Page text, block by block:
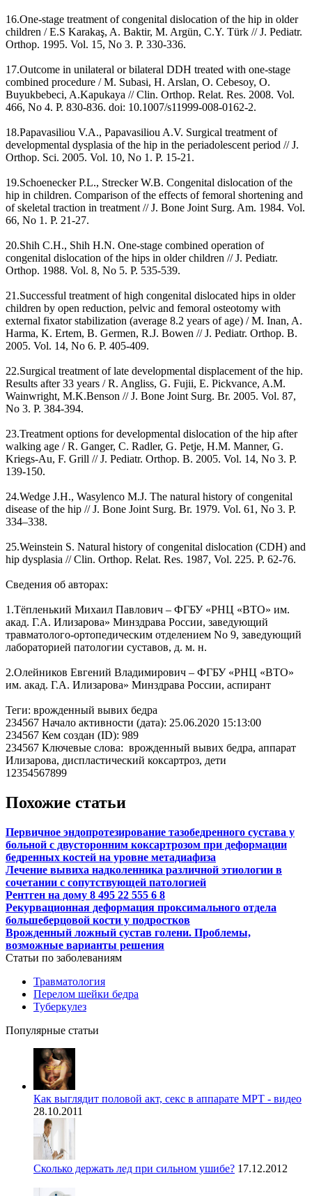
16.One-stage treatment of congenital dislocation of the hip in older
children / E.S Karakaş, A. Baktir, M. Argün, C.Y. Türk // J. Pediatr.
Orthop. 1995. Vol. 15, No 3. P. 330-336.
17.Outcome in unilateral or bilateral DDH treated with one-stage
combined procedure / M. Subasi, H. Arslan, O. Cebesoy, O.
Buyukbebeci, A.Kapukaya // Clin. Orthop. Relat. Res. 2008. Vol.
466, No 4. P. 830-836. doi: 10.1007/s11999-008-0162-2.
18.Papavasiliou V.A., Papavasiliou A.V. Surgical treatment of
developmental dysplasia of the hip in the periadolescent period // J.
Orthop. Sci. 2005. Vol. 10, No 1. P. 15-21.
19.Schoenecker P.L., Strecker W.B. Congenital dislocation of the
hip in children. Comparison of the effects of femoral shortening and
of skeletal traction in treatment // J. Bone Joint Surg. Am. 1984. Vol.
66, No 1. P. 21-27.
20.Shih C.H., Shih H.N. One-stage combined operation of
congenital dislocation of the hips in older children // J. Pediatr.
Orthop. 1988. Vol. 8, No 5. P. 535-539.
21.Successful treatment of high congenital dislocated hips in older
children by open reduction, pelvic and femoral osteotomy with
external fixator stabilization (average 8.2 years of age) / M. Inan, A.
Harma, K. Ertem, B. Germen, R.J. Bowen // J. Pediatr. Orthop. B.
2005. Vol. 14, No 6. P. 405-409.
22.Surgical treatment of late developmental displacement of the hip.
Results after 33 years / R. Angliss, G. Fujii, E. Pickvance, A.M.
Wainwright, M.K.Benson // J. Bone Joint Surg. Br. 2005. Vol. 87,
No 3. P. 384-394.
23.Treatment options for developmental dislocation of the hip after
walking age / R. Ganger, C. Radler, G. Petje, H.M. Manner, G.
Kriegs-Au, F. Grill // J. Pediatr. Orthop. B. 2005. Vol. 14, No 3. P.
139-150.
24.Wedge J.H., Wasylenco M.J. The natural history of congenital
disease of the hip // J. Bone Joint Surg. Br. 1979. Vol. 61, No 3. P.
334–338.
25.Weinstein S. Natural history of congenital dislocation (CDH) and
hip dysplasia // Clin. Orthop. Relat. Res. 1987, Vol. 225. P. 62-76.
Сведения об авторах:
1.Тёпленький Михаил Павлович – ФГБУ «РНЦ «ВТО» им.
акад. Г.А. Илизарова» Минздрава России, заведующий
травматолого-ортопедическим отделением No 9, заведующий
лабораторией патологии суставов, д. м. н.
2.Олейников Евгений Владимирович – ФГБУ «РНЦ «ВТО»
им. акад. Г.А. Илизарова» Минздрава России, аспирант
Теги: врожденный вывих бедра
234567 Начало активности (дата): 25.06.2020 15:13:00
234567 Кем создан (ID): 989
234567 Ключевые слова: врожденный вывих бедра, аппарат
Илизарова, диспластический коксартроз, дети
12354567899
Похожие статьи
Первичное эндопротезирование тазобедренного сустава у
больной с двусторонним коксартрозом при деформации
бедренных костей на уровне метадиафиза
Лечение вывиха надколенника различной этиологии в
сочетании с сопутствующей патологией
Рентген на дому 8 495 22 555 6 8
Рекурвационная деформация проксимального отдела
большеберцовой кости у подростков
Врожденный ложный сустав голени. Проблемы,
возможные варианты решения
Статьи по заболеваниям
Травматология
Перелом шейки бедра
Туберкулез
Популярные статьи
Как выглядит половой акт, секс в аппарате МРТ - видео
28.10.2011
Сколько держать лед при сильном ушибе? 17.12.2012